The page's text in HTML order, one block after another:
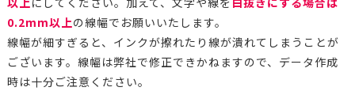
0.2mm以上の線幅でお願いいたします。
線幅が細すぎると、インクが擦れたり線が潰れてしまうことが
ございます。線幅は弊社で修正できかねますので、データ作成
時は十分ご注意ください。